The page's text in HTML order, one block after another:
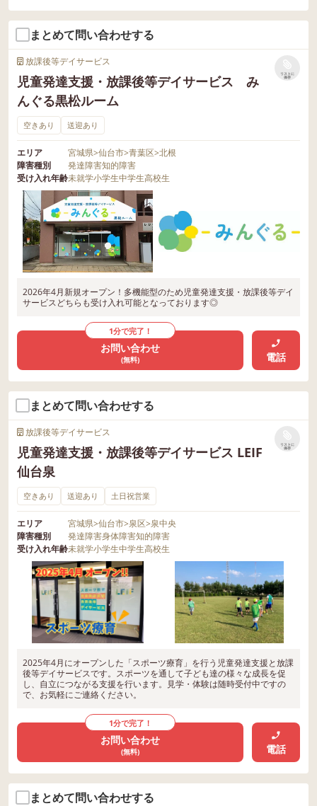
まとめて問い合わせする
放課後等デイサービス
児童発達支援・放課後等デイサービス み
んぐる黒松ルーム
リストに
保存
空きあり 送迎あり
エリア 宮城県>仙台市>青葉区>北根
障害種別
発達障害知的障害
受け入れ年齢未就学小学生中学生高校生
2026年4月新規オープン！多機能型のため児童発達支援・放課後等デイ
サービスどちらも受け入れ可能となっております◎
1分で完了！
お問い合わせ
(無料) 電話
まとめて問い合わせする
放課後等デイサービス
児童発達支援・放課後等デイサービス LEIF
仙台泉
リストに
保存
空きあり 送迎あり 土日祝営業
エリア 宮城県>仙台市>泉区>泉中央
障害種別
発達障害身体障害知的障害
受け入れ年齢未就学小学生中学生高校生
2025年4月にオープンした「スポーツ療育」を行う児童発達支援と放課
後等デイサービスです。スポーツを通して子ども達の様々な成長を促
し、自立につながる支援を行います。見学・体験は随時受付中ですの
で、お気軽にご連絡ください。
1分で完了！
お問い合わせ
(無料) 電話
まとめて問い合わせする